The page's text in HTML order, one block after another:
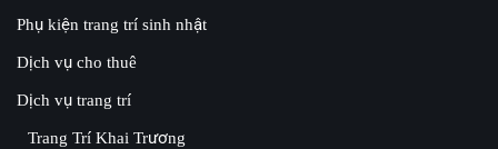
Phụ kiện trang trí sinh nhật
Dịch vụ cho thuê
Dịch vụ trang trí
Trang Trí Khai Trương